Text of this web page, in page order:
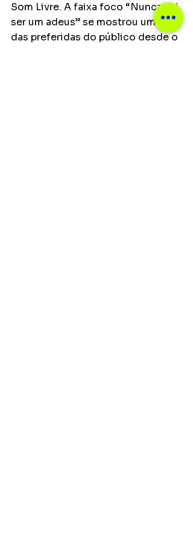
Som Livre. A faixa foco “Nunca vai
ser um adeus” se mostrou uma
das preferidas do público desde o